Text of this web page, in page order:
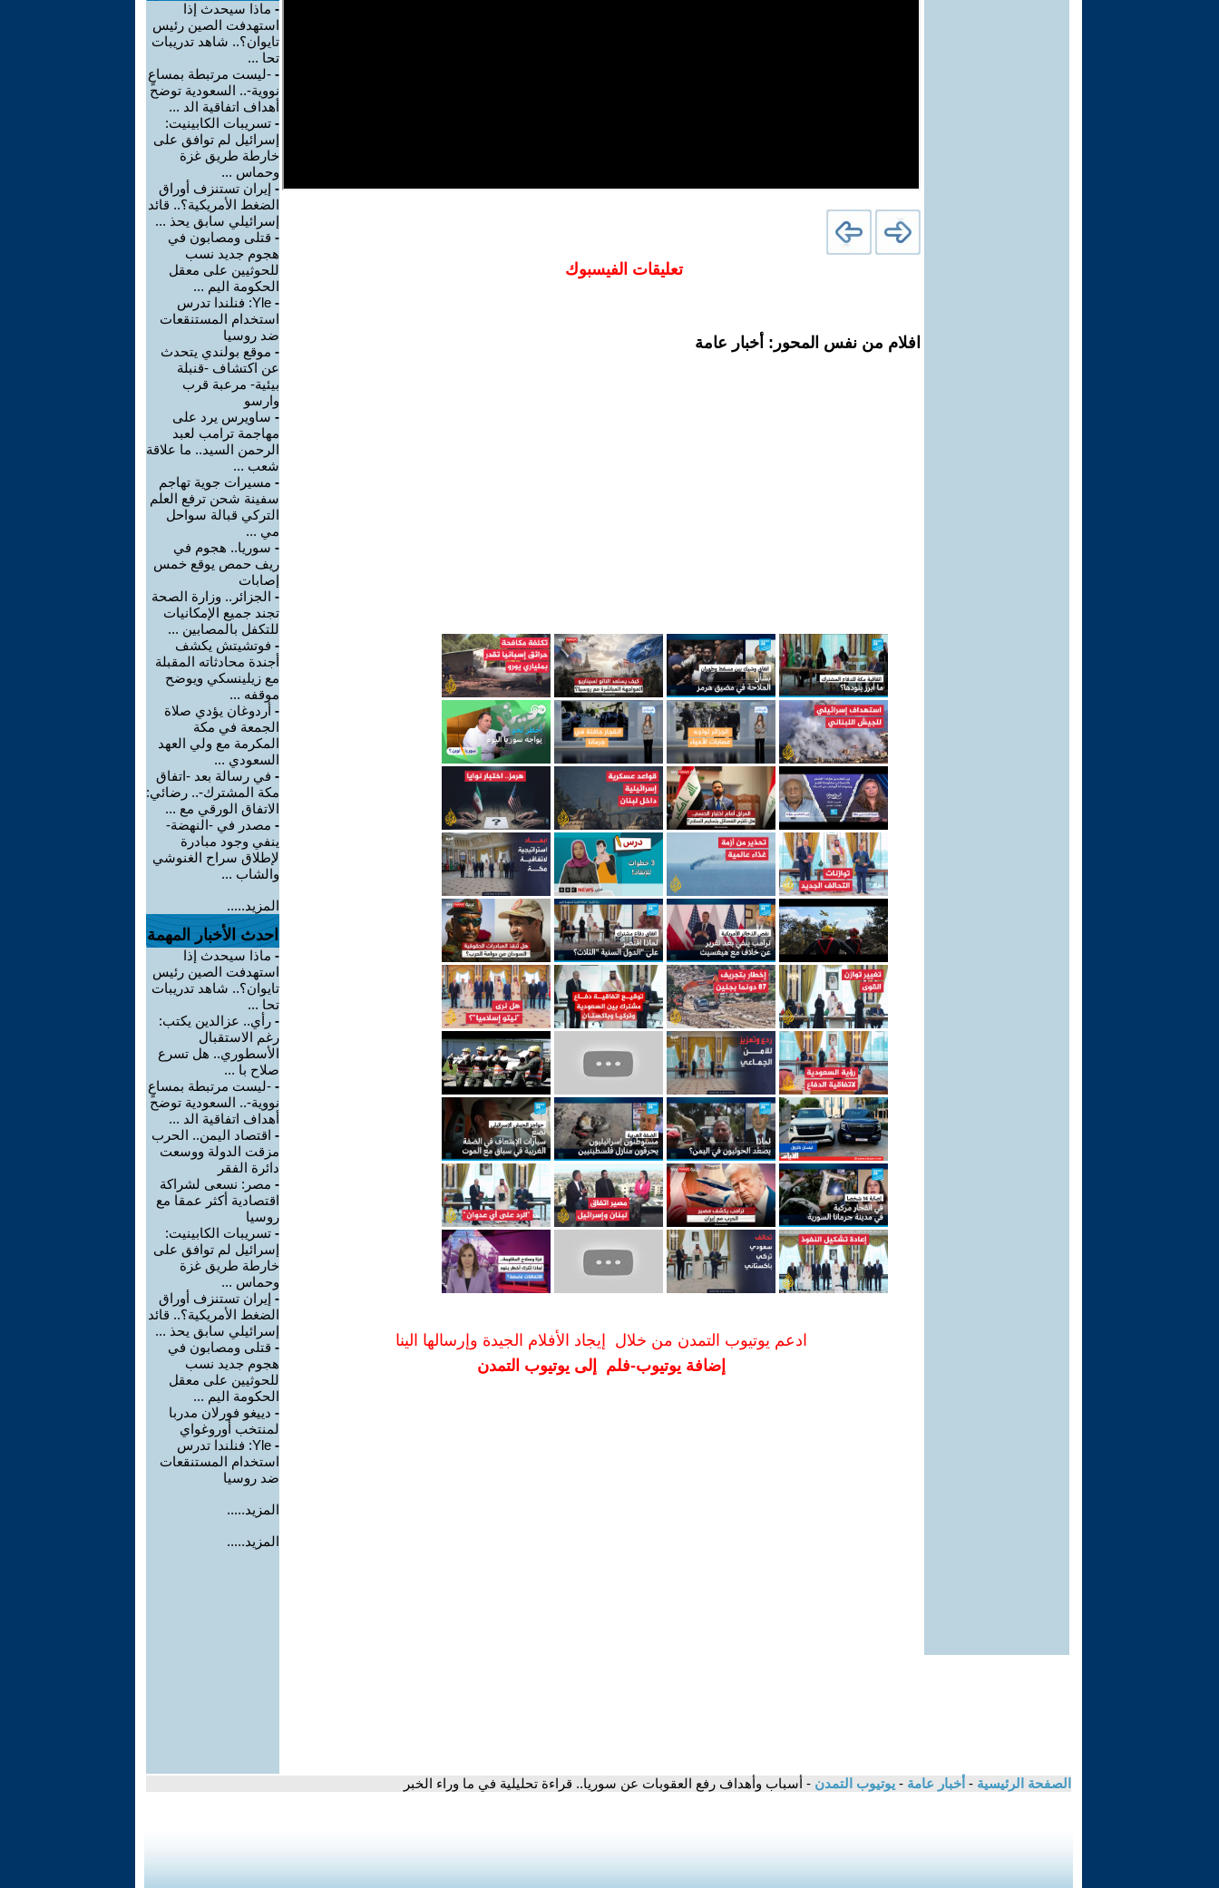
تعليقات الفيسبوك
افلام من نفس المحور: أخبار عامة
ادعم يوتيوب التمدن من خلال إيجاد الأفلام الجيدة وإرسالها الينا
إضافة يوتيوب-فلم إلى يوتيوب التمدن
- ماذا سيحدث إذا
استهدفت الصين رئيس
تايوان؟.. شاهد تدريبات
تحا ...
- -ليست مرتبطة بمساعٍ
نووية-.. السعودية توضح
أهداف اتفاقية الد ...
- تسريبات الكابينيت:
إسرائيل لم توافق على
خارطة طريق غزة
وحماس ...
- إيران تستنزف أوراق
الضغط الأمريكية؟.. قائد
إسرائيلي سابق يحذ ...
- قتلى ومصابون في
هجوم جديد نسب
للحوثيين على معقل
الحكومة اليم ...
-
Yle: فنلندا تدرس
استخدام المستنقعات
ضد روسيا
- موقع بولندي يتحدث
عن اكتشاف -قنبلة
بيئية- مرعبة قرب
وارسو
- ساويرس يرد على
مهاجمة ترامب لعبد
الرحمن السيد.. ما علاقة
شعب ...
- مسيرات جوية تهاجم
سفينة شحن ترفع العلم
التركي قبالة سواحل
مي ...
- سوريا.. هجوم في
ريف حمص يوقع خمس
إصابات
- الجزائر.. وزارة الصحة
تجند جميع الإمكانيات
للتكفل بالمصابين ...
- فوتشيتش يكشف
أجندة محادثاته المقبلة
مع زيلينسكي ويوضح
موقفه ...
- أردوغان يؤدي صلاة
الجمعة في مكة
المكرمة مع ولي العهد
السعودي ...
- في رسالة بعد -اتفاق
مكة المشترك-.. رضائي:
الاتفاق الورقي مع ...
- مصدر في -النهضة-
ينفي وجود مبادرة
لإطلاق سراح الغنوشي
والشاب ...
المزيد.....
احدث الأخبار المهمة
- ماذا سيحدث إذا
استهدفت الصين رئيس
تايوان؟.. شاهد تدريبات
تحا ...
- رأي.. عزالدين يكتب:
رغم الاستقبال
الأسطوري.. هل تسرع
صلاح با ...
- -ليست مرتبطة بمساعٍ
نووية-.. السعودية توضح
أهداف اتفاقية الد ...
- اقتصاد اليمن.. الحرب
مزقت الدولة ووسعت
دائرة الفقر
- مصر: نسعى لشراكة
اقتصادية أكثر عمقا مع
روسيا
- تسريبات الكابينيت:
إسرائيل لم توافق على
خارطة طريق غزة
وحماس ...
- إيران تستنزف أوراق
الضغط الأمريكية؟.. قائد
إسرائيلي سابق يحذ ...
- قتلى ومصابون في
هجوم جديد نسب
للحوثيين على معقل
الحكومة اليم ...
- دييغو فورلان مدربا
لمنتخب أوروغواي
-
Yle: فنلندا تدرس
استخدام المستنقعات
ضد روسيا
المزيد.....
المزيد.....
الصفحة الرئيسية - أخبار عامة - يوتيوب التمدن - أسباب وأهداف رفع العقوبات عن سوريا.. قراءة تحليلية في ما وراء الخبر